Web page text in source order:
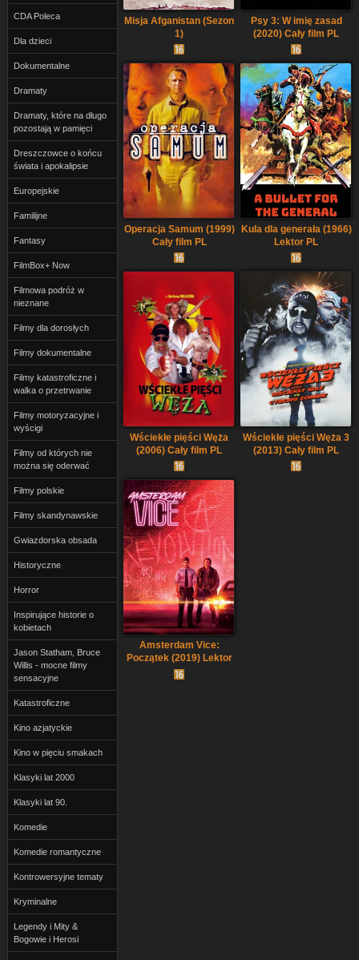
CDA Poleca
Dla dzieci
Dokumentalne
Dramaty
Dramaty, które na długo
pozostają w pamięci
Dreszczowce o końcu
świata i apokalipsie
Europejskie
Familijne
Fantasy
FilmBox+ Now
Filmowa podróż w
nieznane
Filmy dla dorosłych
Filmy dokumentalne
Filmy katastroficzne i
walka o przetrwanie
Filmy motoryzacyjne i
wyścigi
Filmy od których nie
można się oderwać
Filmy polskie
Filmy skandynawskie
Gwiazdorska obsada
Historyczne
Horror
Inspirujące historie o
kobietach
Jason Statham, Bruce
Willis - mocne filmy
sensacyjne
Katastroficzne
Kino azjatyckie
Kino w pięciu smakach
Klasyki lat 2000
Klasyki lat 90.
Komedie
Komedie romantyczne
Kontrowersyjne tematy
Kryminalne
Legendy i Mity &
Bogowie i Herosi
Misja Afganistan (Sezon
1)
Psy 3: W imię zasad
(2020) Cały film PL
Operacja Samum (1999)
Cały film PL
Kula dla generała (1966)
Lektor PL
Wściekłe pięści Węża
(2006) Cały film PL
Wściekłe pięści Węża 3
(2013) Cały film PL
Amsterdam Vice:
Początek (2019) Lektor
PL